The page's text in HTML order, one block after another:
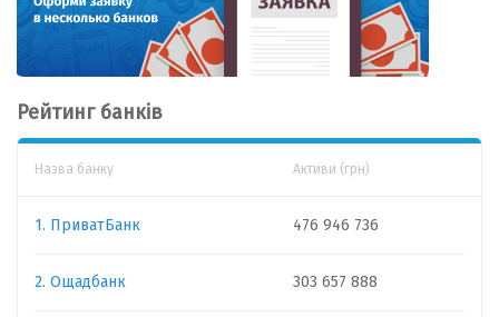
Рейтинг банків
Назва банку Активи (грн)
1. ПриватБанк 476 946 736
2. Ощадбанк 303 657 888